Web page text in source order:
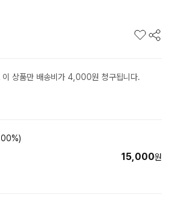
이 상품만 배송비가 4,000원 청구됩니다.
15,000원